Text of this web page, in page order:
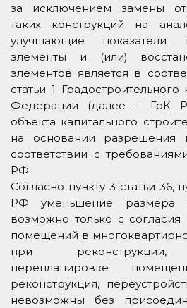
за исключением замены
таких конструкций на
улучшающие показатели
элементы и (или)
элементов является в
статьи 1
Федерации (далее – ГрК
объекта капитального
на основании разрешения
соответствии с
РФ.
Согласно пункту 3 статьи 36,
РФ уменьшение размера
возможно только с согласия
помещений в
при реконструкции,
перепланировке
реконструкция,
невозможны без